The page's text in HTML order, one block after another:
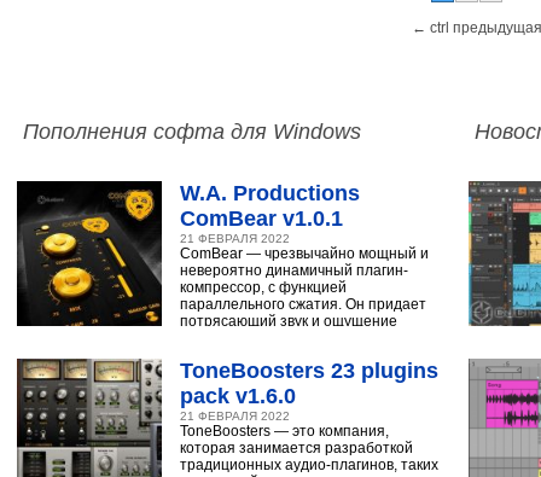
← ctrl
Пополнения софта для Windows
W.A. Productions
ComBear v1.0.1
21 ФЕВРАЛЯ 2022
ComBear — чрезвычайно мощный и
невероятно динамичный плагин-
компрессор, с функцией
параллельного сжатия. Он придает
потрясающий звук и ощущение
ToneBoosters 23 plugins
pack v1.6.0
21 ФЕВРАЛЯ 2022
ToneBoosters — это компания,
которая занимается разработкой
традиционных аудио-плагинов, таких